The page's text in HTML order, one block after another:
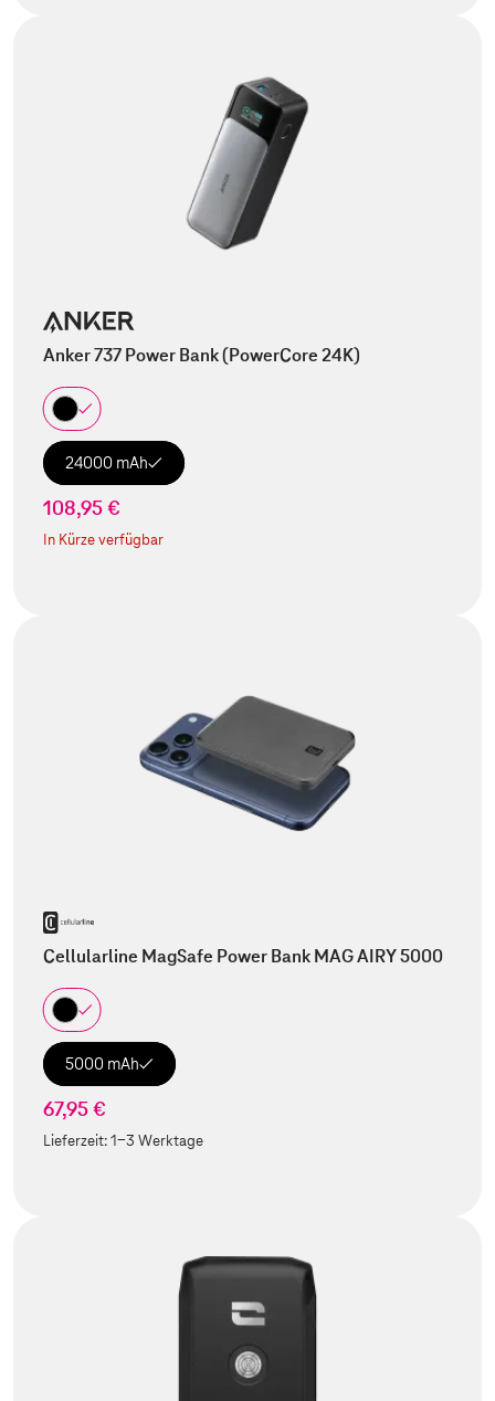
Anker 737 Power Bank (PowerCore 24K)
24000 mAh
108,95 €
In Kürze verfügbar
Cellularline MagSafe Power Bank MAG AIRY 5000
5000 mAh
67,95 €
Lieferzeit:1-3 Werktage